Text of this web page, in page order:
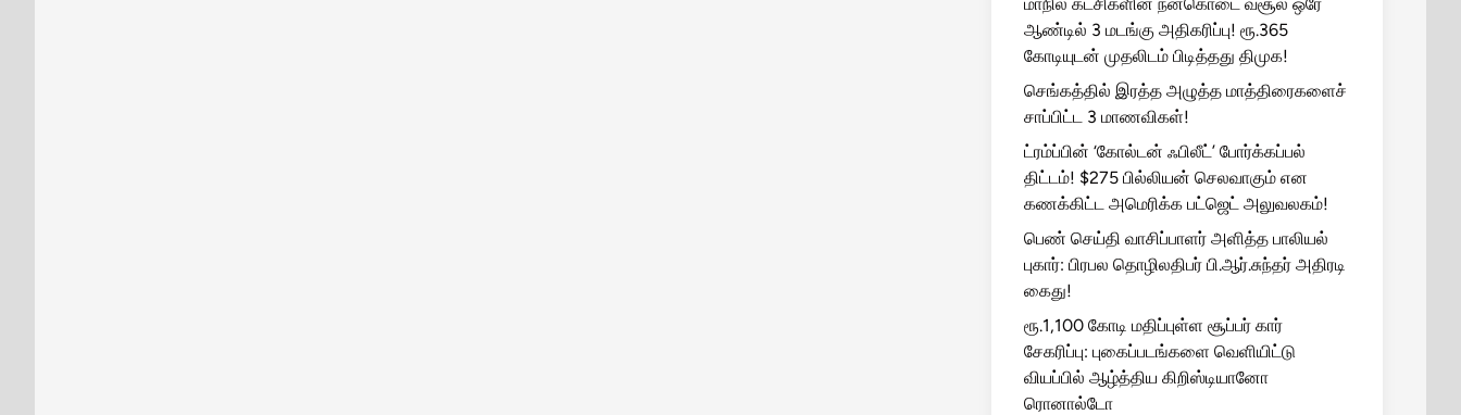
ஆண்டில் 3 மடங்கு அதிகரிப்பு! ரூ.365
கோடியுடன் முதலிடம் பிடித்தது திமுக!
செங்கத்தில் இரத்த அழுத்த மாத்திரைகளைச்
சாப்பிட்ட 3 மாணவிகள்!
ட்ரம்ப்பின் ‘கோல்டன் ஃபிலீட்’ போர்க்கப்பல்
திட்டம்! $275 பில்லியன் செலவாகும் என
கணக்கிட்ட அமெரிக்க பட்ஜெட் அலுவலகம்!
பெண் செய்தி வாசிப்பாளர் அளித்த பாலியல்
புகார்: பிரபல தொழிலதிபர் பி.ஆர்.சுந்தர் அதிரடி
கைது!
ரூ.1,100 கோடி மதிப்புள்ள சூப்பர் கார்
சேகரிப்பு: புகைப்படங்களை வெளியிட்டு
வியப்பில் ஆழ்த்திய கிறிஸ்டியானோ
ரொனால்டோ